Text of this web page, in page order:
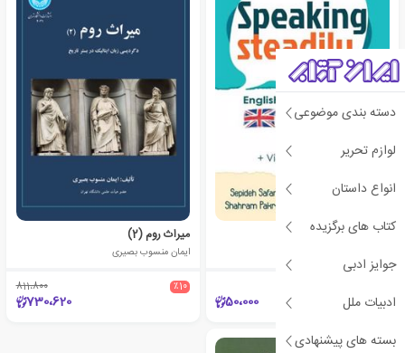
دسته بندی موضوعی
لوازم تحریر
انواع داستان
کتاب های برگزیده
جوایز ادبی
ادبیات ملل
بسته های پیشنهادی
Speaking Steadily
50،000
میراث روم (2)
ایمان منسوب بصیری
٪10 811،800
730،620